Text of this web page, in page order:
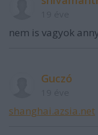
nem is vagyok
Guczó
shanghai.azsia.net